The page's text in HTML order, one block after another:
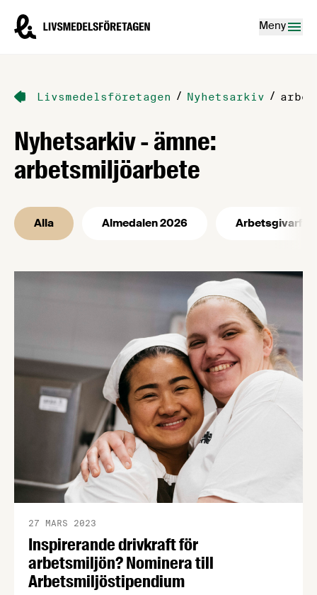
Livsmedelsföretagen – till startsidan
Meny
Livsmedelsföretagen / Nyhetsarkiv /
Nyhetsarkiv - ämne:
arbetsmiljöarbete
Alla Almedalen 2026
Inspirerande drivkraft för
arbetsmiljön? Nominera till
Arbetsmiljöstipendium
27 MARS 2023